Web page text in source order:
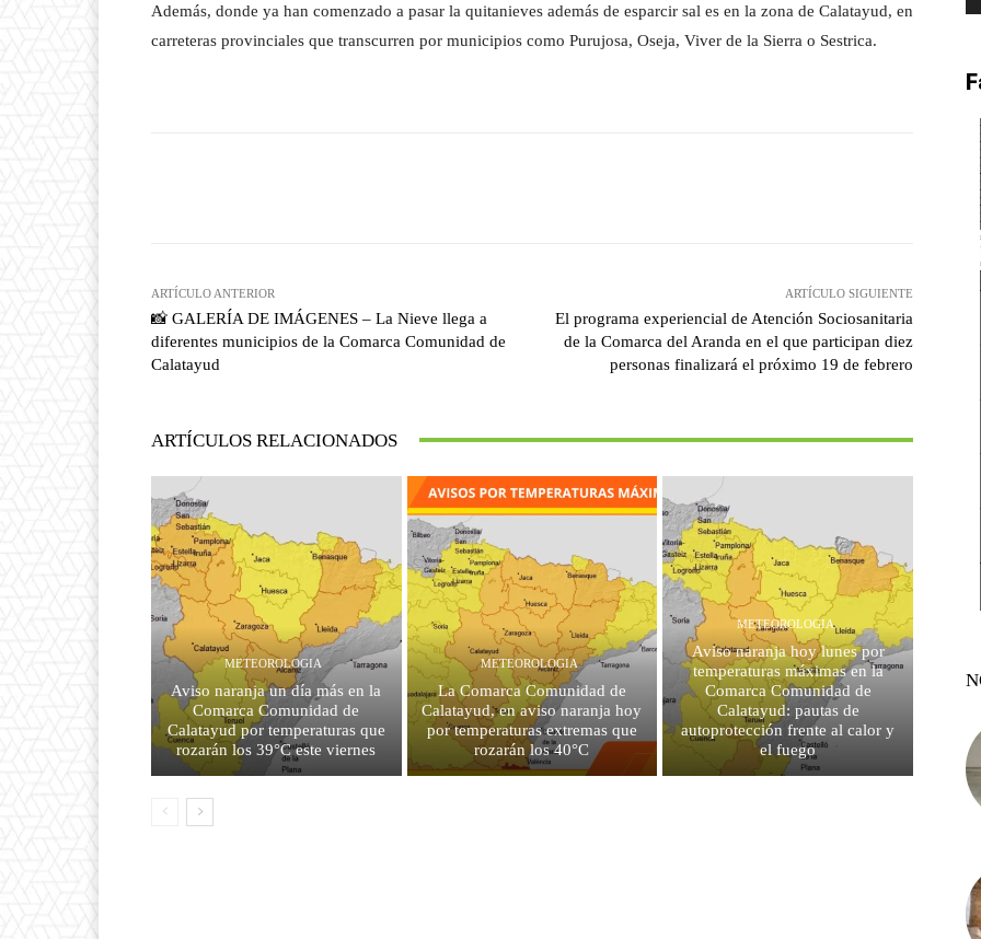
Además, donde ya han comenzado a pasar la quitanieves además de esparcir sal es en la zona de Calatayud, en
carreteras provinciales que transcurren por municipios como Purujosa, Oseja, Viver de la Sierra o Sestrica.
ARTÍCULO ANTERIOR
📸 GALERÍA DE IMÁGENES – La Nieve llega a
diferentes municipios de la Comarca Comunidad de
Calatayud
ARTÍCULO SIGUIENTE
El programa experiencial de Atención Sociosanitaria
de la Comarca del Aranda en el que participan diez
personas finalizará el próximo 19 de febrero
ARTÍCULOS RELACIONADOS
METEOROLOGIA
Aviso naranja un día más en la
Comarca Comunidad de
Calatayud por temperaturas que
rozarán los 39°C este viernes
METEOROLOGIA
La Comarca Comunidad de
Calatayud, en aviso naranja hoy
por temperaturas extremas que
rozarán los 40°C
METEOROLOGIA
Aviso naranja hoy lunes por
temperaturas máximas en la
Comarca Comunidad de
Calatayud: pautas de
autoprotección frente al calor y
el fuego